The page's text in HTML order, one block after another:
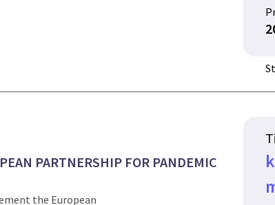
PARTNERSHIP FOR PANDEMIC
the European